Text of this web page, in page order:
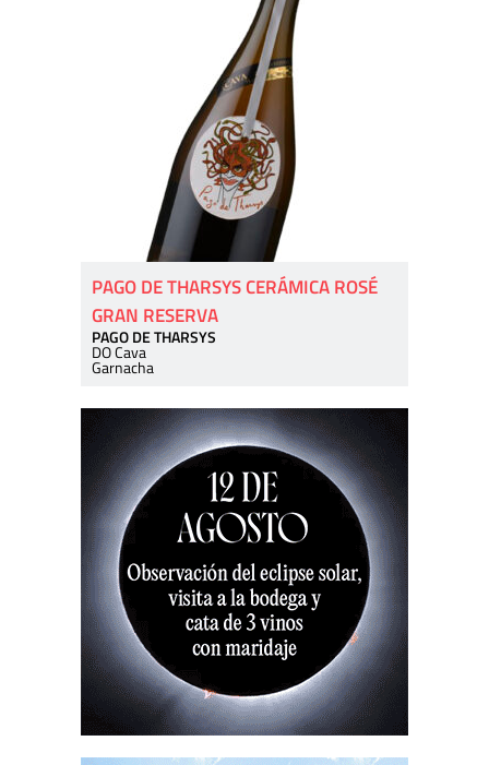
PAGO DE THARSYS CERÁMICA ROSÉ
GRAN RESERVA
PAGO DE THARSYS
DO Cava
Garnacha